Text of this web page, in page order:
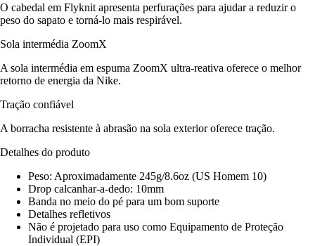
O cabedal em Flyknit apresenta perfurações para ajudar a reduzir o
peso do sapato e torná-lo mais respirável.
Sola intermédia ZoomX
A sola intermédia em espuma ZoomX ultra-reativa oferece o melhor
retorno de energia da Nike.
Tração confiável
A borracha resistente à abrasão na sola exterior oferece tração.
Detalhes do produto
Peso: Aproximadamente 245g/8.6oz (US Homem 10)
Drop calcanhar-a-dedo: 10mm
Banda no meio do pé para um bom suporte
Detalhes refletivos
Não é projetado para uso como Equipamento de Proteção
Individual (EPI)